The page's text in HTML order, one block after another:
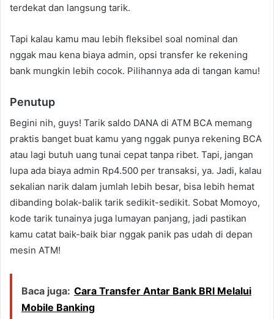
terdekat dan langsung tarik.
Tapi kalau kamu mau lebih fleksibel soal nominal dan
nggak mau kena biaya admin, opsi transfer ke rekening
bank mungkin lebih cocok. Pilihannya ada di tangan kamu!
Penutup
Begini nih, guys! Tarik saldo DANA di ATM BCA memang
praktis banget buat kamu yang nggak punya rekening BCA
atau lagi butuh uang tunai cepat tanpa ribet. Tapi, jangan
lupa ada biaya admin Rp4.500 per transaksi, ya. Jadi, kalau
sekalian narik dalam jumlah lebih besar, bisa lebih hemat
dibanding bolak-balik tarik sedikit-sedikit. Sobat Momoyo,
kode tarik tunainya juga lumayan panjang, jadi pastikan
kamu catat baik-baik biar nggak panik pas udah di depan
mesin ATM!
Baca juga: Cara Transfer Antar Bank BRI Melalui
Mobile Banking